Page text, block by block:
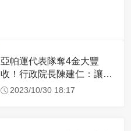
亞帕運代表隊奪4金大豐
收！行政院長陳建仁：讓世
界看到了不起的台灣
2023/10/30 18:17